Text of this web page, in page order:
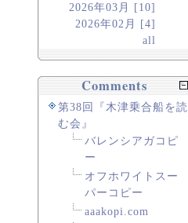
2026年03月 [10]
2026年02月 [4]
all
Comments
第38回『木津乗合船を読
む会』
バレンシアガコピ
ー
オフホワイトスー
パーコピー
aaakopi.com